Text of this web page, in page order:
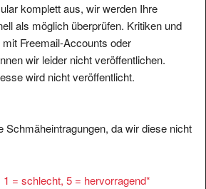
komplett aus, wir werden Ihre
als möglich überprüfen. Kritiken und
Freemail-Accounts oder
wir leider nicht veröffentlichen.
wird nicht veröffentlicht.
Schmäheintragungen, da wir diese nicht
= schlecht, 5 = hervorragend*